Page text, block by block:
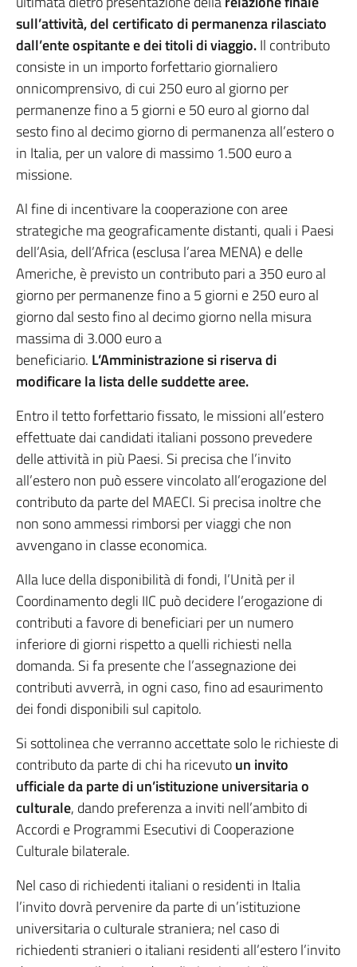
sull’attività, del certificato di permanenza rilasciato
dall’ente ospitante e dei titoli di viaggio.Il contributo
consiste in un importo forfettario giornaliero
onnicomprensivo, di cui 250 euro al giorno per
permanenze fino a 5 giorni e 50 euro al giorno dal
sesto fino al decimo giorno di permanenza all’estero o
in Italia, per un valore di massimo 1.500 euro a
missione.
Al fine di incentivare la cooperazione con aree
strategiche ma geograficamente distanti, quali i Paesi
dell’Asia, dell’Africa (esclusa l’area MENA) e delle
Americhe, è previsto un contributo pari a 350 euro al
giorno per permanenze fino a 5 giorni e 250 euro al
giorno dal sesto fino al decimo giorno nella misura
massima di 3.000 euro a
beneficiario. L’Amministrazione si riserva di
modificare la lista delle suddette aree.
Entro il tetto forfettario fissato, le missioni all’estero
effettuate dai candidati italiani possono prevedere
delle attività in più Paesi. Si precisa che l’invito
all’estero non può essere vincolato all’erogazione del
contributo da parte del MAECI. Si precisa inoltre che
non sono ammessi rimborsi per viaggi che non
avvengano in classe economica.
Alla luce della disponibilità di fondi, l’Unità per il
Coordinamento degli IIC può decidere l’erogazione di
contributi a favore di beneficiari per un numero
inferiore di giorni rispetto a quelli richiesti nella
domanda. Si fa presente che l’assegnazione dei
contributi avverrà, in ogni caso, fino ad esaurimento
dei fondi disponibili sul capitolo.
Si sottolinea che verranno accettate solo le richieste di
contributo da parte di chi ha ricevutoun invito
ufficialeda parte di un’istituzione universitaria o
culturale, dando preferenza a inviti nell’ambito di
Accordi e Programmi Esecutivi di Cooperazione
Culturale bilaterale.
Nel caso di richiedenti italiani o residenti in Italia
l’invito dovrà pervenire da parte di un’istituzione
universitaria o culturale straniera; nel caso di
richiedenti stranieri o italiani residenti all’estero l’invito